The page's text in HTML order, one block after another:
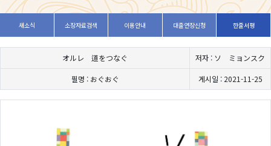
새소식 소장자료검색 이용안내 대출연장신청 한줄서평
オルレ 道をつなぐ 저자 : ソ ミョンスク
필명 : おぐおぐ 게시일 : 2021-11-25